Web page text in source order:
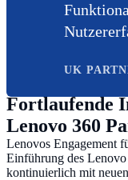
UK
Fortlaufende
Lenovo 360
Lenovos Engagement
Einführung des
kontinuierlich mit